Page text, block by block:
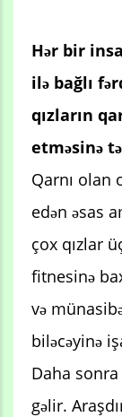
Hər bir
ilə bağlı
qızların
etməsinə
Qarnı olan
edən əsas
çox qızlar
fitnesinə
və
biləcəyinə
Daha
gəlir.